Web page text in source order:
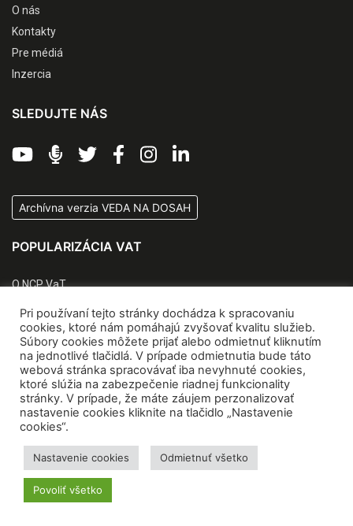
O nás
Kontakty
Pre médiá
Inzercia
SLEDUJTE NÁS
Archívna verzia VEDA NA DOSAH
POPULARIZÁCIA VAT
O NCP VaT
Zážitkové centrá vedy
Quark
SK CRIS
CIP VVI
Koncepčné materiály
Veda v CENTRE
Pri používaní tejto stránky dochádza k spracovaniu
cookies, ktoré nám pomáhajú zvyšovať kvalitu služieb.
Súbory cookies môžete prijať alebo odmietnuť kliknutím
na jednotlivé tlačidlá. V prípade odmietnutia bude táto
webová stránka spracovávať iba nevyhnuté cookies,
ktoré slúžia na zabezpečenie riadnej funkcionality
stránky. V prípade, že máte záujem perzonalizovať
nastavenie cookies kliknite na tlačidlo „Nastavenie
cookies“.
Nastavenie cookies Odmietnuť všetko
Povoliť všetko